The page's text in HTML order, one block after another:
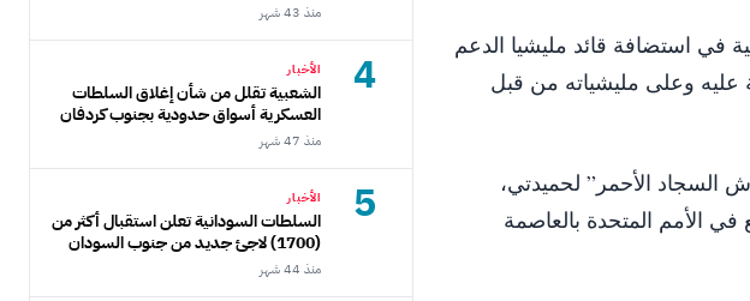
في استضافة قائد مليشيا الدعم
عليه وعلى مليشياته من قبل
السجاد الأحمر” لحميدتي،
الأمم المتحدة بالعاصمة
منذ 43 شهر
4 الأخبار
الشعبية تقلل من شأن إغلاق السلطات
العسكرية أسواق حدودية بجنوب كردفان
منذ 47 شهر
5 الأخبار
السلطات السودانية تعلن استقبال أكثر من
(1700) لاجئ جديد من جنوب السودان
منذ 44 شهر